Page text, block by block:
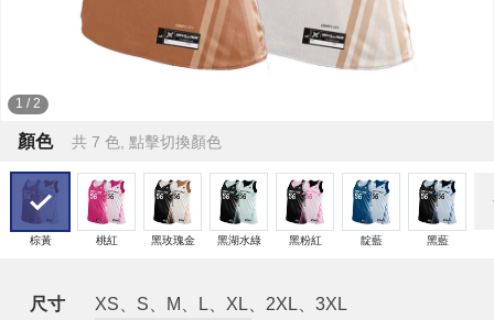
1 / 2
顏色 共 7 色, 點擊切換顏色
棕黃 桃紅 黑玫瑰金 黑湖水綠 黑粉紅 靛藍 黑藍
尺寸
XS、S、M、L、XL、2XL、3XL